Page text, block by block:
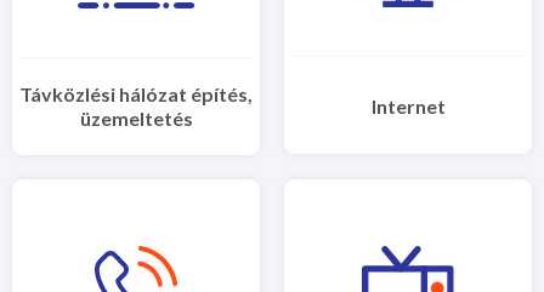
Távközlési hálózat építés,
üzemeltetés
Internet